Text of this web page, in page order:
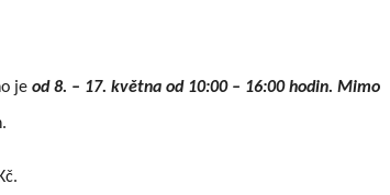
je od 8. – 17. května od 10:00 – 16:00 hodin. Mimo